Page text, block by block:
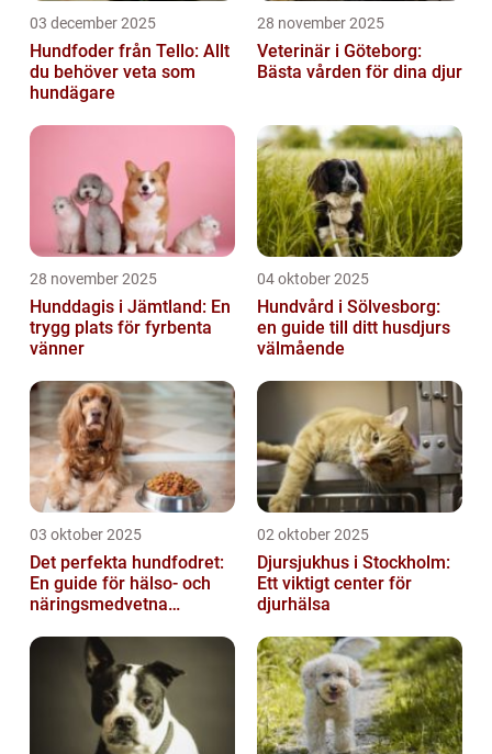
03 december 2025
Hundfoder från Tello: Allt
du behöver veta som
hundägare
28 november 2025
Veterinär i Göteborg:
Bästa vården för dina djur
28 november 2025
Hunddagis i Jämtland: En
trygg plats för fyrbenta
vänner
04 oktober 2025
Hundvård i Sölvesborg:
en guide till ditt husdjurs
välmående
03 oktober 2025
Det perfekta hundfodret:
En guide för hälso- och
näringsmedvetna
02 oktober 2025
Djursjukhus i Stockholm:
Ett viktigt center för
djurhälsa